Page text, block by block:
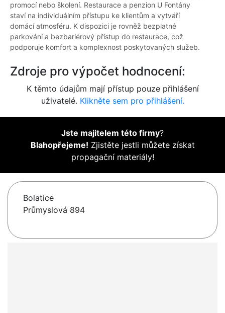
promocí nebo školení. Restaurace a penzion U Fontány
staví na individuálním přístupu ke klientům a vytváří
domácí atmosféru. K dispozici je rovněž bezplatné
parkování a bezbariérový přístup do restaurace, což
podporuje komfort a komplexnost poskytovaných služeb.
Zdroje pro výpočet hodnocení:
K těmto údajům mají přístup pouze přihlášení
uživatelé. Klikněte sem pro přihlášení.
Jste majitelem této firmy?
Blahopřejeme! Zjistěte jestli můžete získat
propagační materiály!
Bolatice
Průmyslová 894